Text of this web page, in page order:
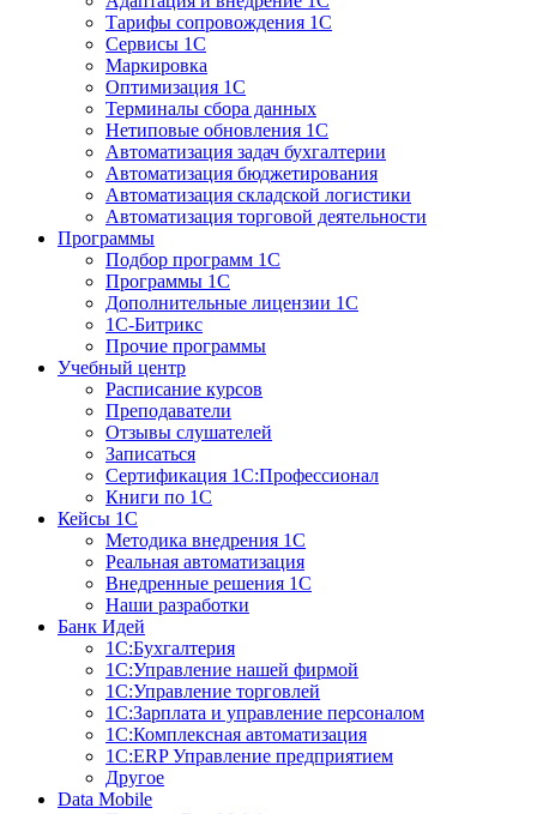
Тарифы сопровождения 1С
Сервисы 1С
Маркировка
Оптимизация 1С
Терминалы сбора данных
Нетиповые обновления 1С
Автоматизация задач бухгалтерии
Автоматизация бюджетирования
Автоматизация складской логистики
Автоматизация торговой деятельности
Программы
Подбор программ 1С
Программы 1С
Дополнительные лицензии 1С
1С-Битрикс
Прочие программы
Учебный центр
Расписание курсов
Преподаватели
Отзывы слушателей
Записаться
Сертификация 1С:Профессионал
Книги по 1С
Кейсы 1С
Методика внедрения 1С
Реальная автоматизация
Внедренные решения 1С
Наши разработки
Банк Идей
1С:Бухгалтерия
1С:Управление нашей фирмой
1С:Управление торговлей
1С:Зарплата и управление персоналом
1С:Комплексная автоматизация
1С:ERP Управление предприятием
Другое
Data Mobile